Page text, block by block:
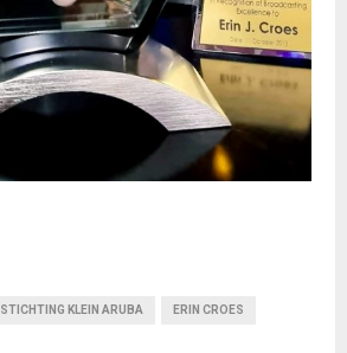
STICHTING KLEIN ARUBA ERIN CROES